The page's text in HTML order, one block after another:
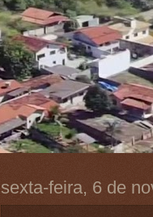
sexta-feira, 6 de